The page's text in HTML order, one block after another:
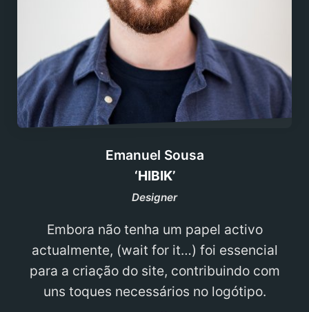
Emanuel Sousa
‘HIBIK’
Designer
Embora não tenha um papel activo
actualmente, (wait for it…) foi essencial
para a criação do site, contribuindo com
uns toques necessários no logótipo.